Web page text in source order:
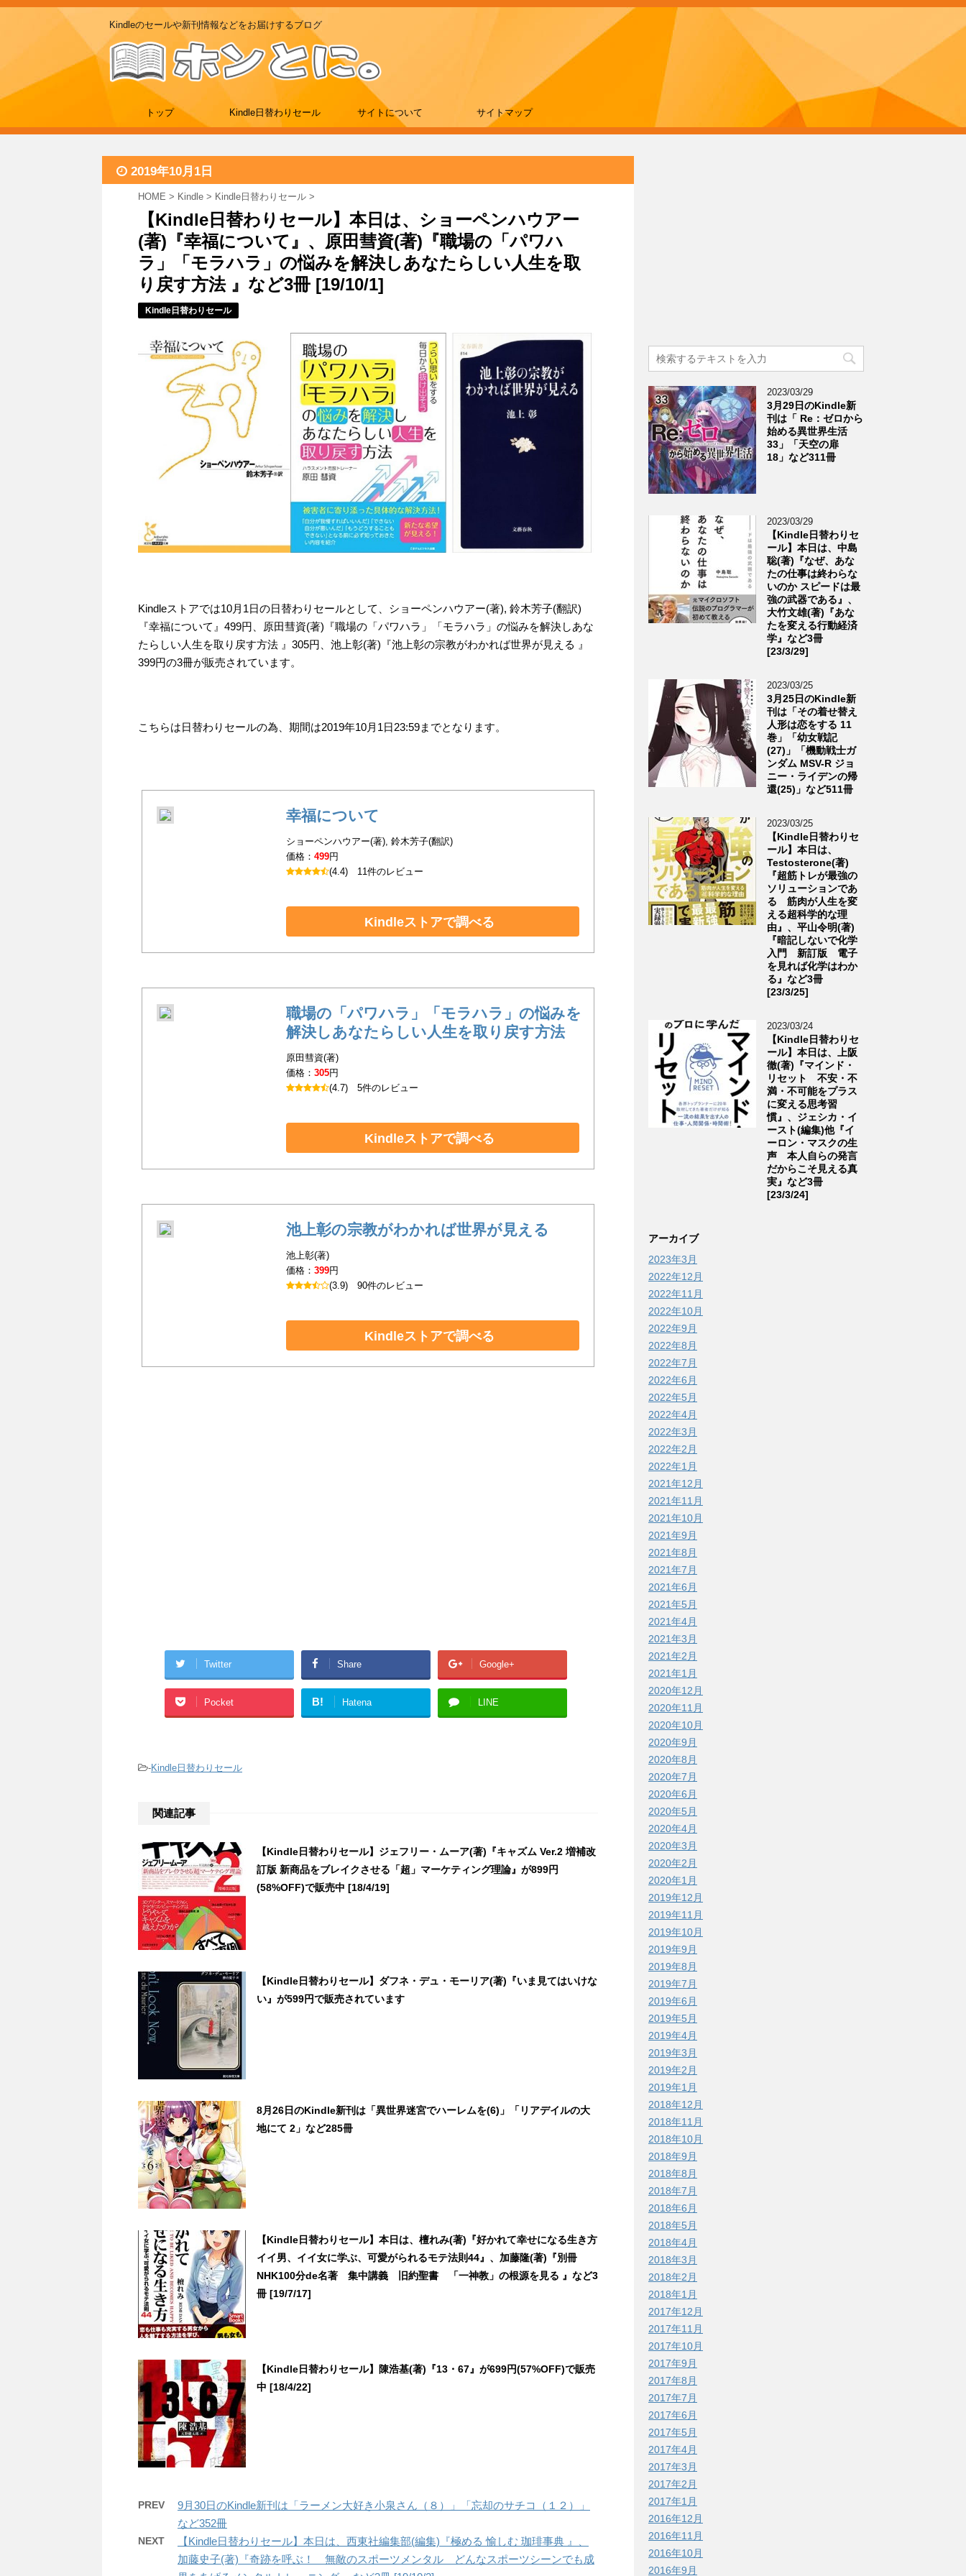
Kindleのセールや新刊情報などをお届けするブログ
トップ Kindle日替わりセール サイトについて サイトマップ
2019年10月1日
HOME > Kindle > Kindle日替わりセール >
【Kindle日替わりセール】本日は、ショーペンハウアー
(著)『幸福について』、原田彗資(著)『職場の「パワハ
ラ」「モラハラ」の悩みを解決しあなたらしい人生を取
り戻す方法 』など3冊 [19/10/1]
Kindle日替わりセール
Kindleストアでは10月1日の日替わりセールとして、ショーペンハウアー(著), 鈴木芳子(翻訳)
『幸福について』499円、原田彗資(著)『職場の「パワハラ」「モラハラ」の悩みを解決しあな
たらしい人生を取り戻す方法 』305円、池上彰(著)『池上彰の宗教がわかれば世界が見える 』
399円の3冊が販売されています。
こちらは日替わりセールの為、期間は2019年10月1日23:59までとなります。
幸福について
ショーペンハウアー(著), 鈴木芳子(翻訳)
価格：499円
(4.4) 11件のレビュー
Kindleストアで調べる
職場の「パワハラ」「モラハラ」の悩みを
解決しあなたらしい人生を取り戻す方法
原田彗資(著)
価格：305円
(4.7)5件のレビュー
Kindleストアで調べる
池上彰の宗教がわかれば世界が見える
池上彰(著)
価格：399円
(3.9)90件のレビュー
Kindleストアで調べる
Twitter Share Google+
Pocket B! Hatena LINE
-Kindle日替わりセール
関連記事
【Kindle日替わりセール】ジェフリー・ムーア(著)『キャズム Ver.2 増補改
訂版 新商品をブレイクさせる「超」マーケティング理論』が899円
(58%OFF)で販売中 [18/4/19]
【Kindle日替わりセール】ダフネ・デュ・モーリア(著)『いま見てはいけな
い』が599円で販売されています
8月26日のKindle新刊は「異世界迷宮でハーレムを(6)」「リアデイルの大
地にて 2」など285冊
【Kindle日替わりセール】本日は、檀れみ(著)『好かれて幸せになる生き方
イイ男、イイ女に学ぶ、可愛がられるモテ法則44』、加藤隆(著)『別冊
NHK100分de名著 集中講義 旧約聖書 「一神教」の根源を見る 』など3
冊 [19/7/17]
【Kindle日替わりセール】陳浩基(著)『13・67』が699円(57%OFF)で販売
中 [18/4/22]
PREV
9月30日のKindle新刊は「ラーメン大好き小泉さん（８）」「忘却のサチコ（１２）」
など352冊
NEXT
【Kindle日替わりセール】本日は、西東社編集部(編集)『極める 愉しむ 珈琲事典 』、
加藤史子(著)『奇跡を呼ぶ！ 無敵のスポーツメンタル どんなスポーツシーンでも成
2023/03/29
3月29日のKindle新
刊は「 Re：ゼロから
始める異世界生活
33」「天空の扉
18」など311冊
2023/03/29
【Kindle日替わりセ
ール】本日は、中島
聡(著)『なぜ、あな
たの仕事は終わらな
いのか スピードは最
強の武器である』、
大竹文雄(著)『あな
たを変える行動経済
学』など3冊
[23/3/29]
2023/03/25
3月25日のKindle新
刊は「その着せ替え
人形は恋をする 11
巻」「幼女戦記
(27)」「機動戦士ガ
ンダム MSV-R ジョ
ニー・ライデンの帰
還(25)」など511冊
2023/03/25
【Kindle日替わりセ
ール】本日は、
Testosterone(著)
『超筋トレが最強の
ソリューションであ
る 筋肉が人生を変
える超科学的な理
由』、平山令明(著)
『暗記しないで化学
入門 新訂版 電子
を見れば化学はわか
る』など3冊
[23/3/25]
2023/03/24
【Kindle日替わりセ
ール】本日は、上阪
徹(著)『マインド・
リセット 不安・不
満・不可能をプラス
に変える思考習
慣』、ジェシカ・イ
ースト(編集)他『イ
ーロン・マスクの生
声 本人自らの発言
だからこそ見える真
実』など3冊
[23/3/24]
アーカイブ
2023年3月
2022年12月
2022年11月
2022年10月
2022年9月
2022年8月
2022年7月
2022年6月
2022年5月
2022年4月
2022年3月
2022年2月
2022年1月
2021年12月
2021年11月
2021年10月
2021年9月
2021年8月
2021年7月
2021年6月
2021年5月
2021年4月
2021年3月
2021年2月
2021年1月
2020年12月
2020年11月
2020年10月
2020年9月
2020年8月
2020年7月
2020年6月
2020年5月
2020年4月
2020年3月
2020年2月
2020年1月
2019年12月
2019年11月
2019年10月
2019年9月
2019年8月
2019年7月
2019年6月
2019年5月
2019年4月
2019年3月
2019年2月
2019年1月
2018年12月
2018年11月
2018年10月
2018年9月
2018年8月
2018年7月
2018年6月
2018年5月
2018年4月
2018年3月
2018年2月
2018年1月
2017年12月
2017年11月
2017年10月
2017年9月
2017年8月
2017年7月
2017年6月
2017年5月
2017年4月
2017年3月
2017年2月
2017年1月
2016年12月
2016年11月
2016年10月
2016年9月